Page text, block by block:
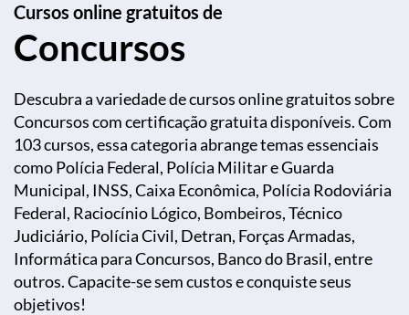
Cursos online gratuitos de
Concursos
Descubra a variedade de cursos online gratuitos sobre
Concursos com certificação gratuita disponíveis. Com
103 cursos, essa categoria abrange temas essenciais
como Polícia Federal, Polícia Militar e Guarda
Municipal, INSS, Caixa Econômica, Polícia Rodoviária
Federal, Raciocínio Lógico, Bombeiros, Técnico
Judiciário, Polícia Civil, Detran, Forças Armadas,
Informática para Concursos, Banco do Brasil, entre
outros. Capacite-se sem custos e conquiste seus
objetivos!